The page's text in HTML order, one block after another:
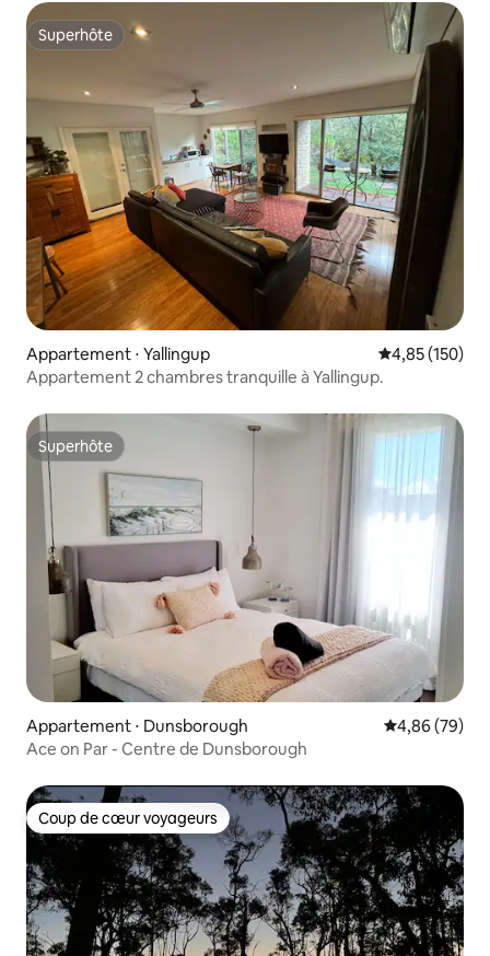
Superhôte
Superhôte
Appartement ⋅ Yallingup Évaluation
4,85 (150)
Appartement 2 chambres tranquille à Yallingup.
Superhôte
Superhôte
Appartement ⋅ Dunsborough Évaluation
4,86 (79)
Ace on Par - Centre de Dunsborough
Coup de cœur voyageurs
Coup de cœur voyageurs